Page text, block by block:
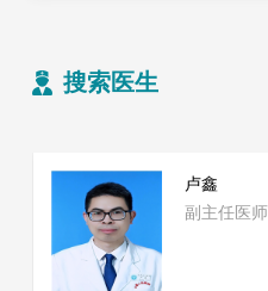
搜索医生
卢鑫
副主任医师